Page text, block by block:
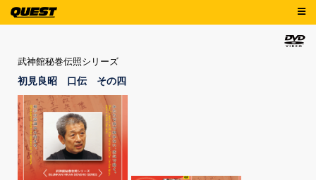
武神館秘巻伝照シリーズ
初見良昭 口伝 その四